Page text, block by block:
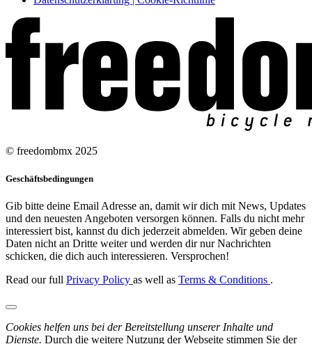
© freedombmx 2025
Geschäftsbedingungen
Gib bitte deine Email Adresse an, damit wir dich mit News, Updates
und den neuesten Angeboten versorgen können. Falls du nicht mehr
interessiert bist, kannst du dich jederzeit abmelden. Wir geben deine
Daten nicht an Dritte weiter und werden dir nur Nachrichten
schicken, die dich auch interessieren. Versprochen!
Read our full Privacy Policy as well as Terms & Conditions .
Cookies helfen uns bei der Bereitstellung unserer Inhalte und
Dienste. Durch die weitere Nutzung der Webseite stimmen Sie der